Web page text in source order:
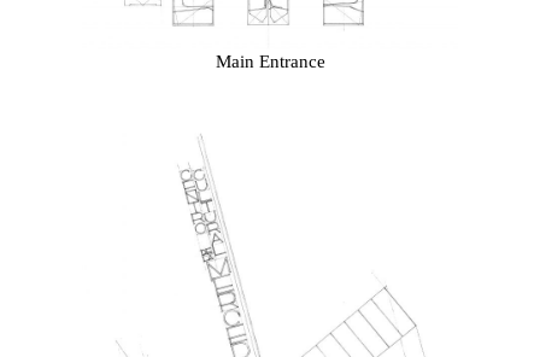
Main Entrance